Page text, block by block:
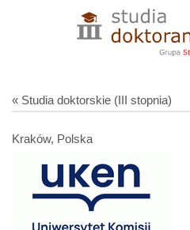
« Studia doktorskie (III stopnia)
Kraków, Polska